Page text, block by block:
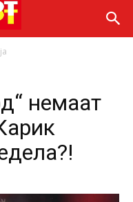
немаат